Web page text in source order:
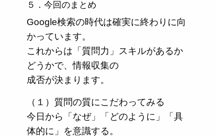
５．今回のまとめ
Google検索の時代は確実に終わりに向
かっています。
これからは「質問力」スキルがあるか
どうかで、情報収集の
成否が決まります。
（１）質問の質にこだわってみる
今日から「なぜ」「どのように」「具
体的に」を意識する。